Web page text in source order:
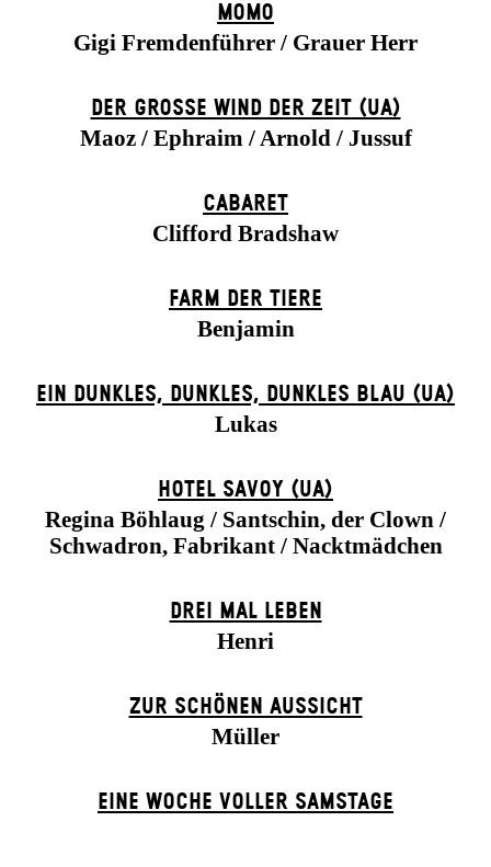
MOMO
Gigi Fremdenführer / Grauer Herr
DER GROSSE WIND DER ZEIT (UA)
Maoz / Ephraim / Arnold / Jussuf
CABARET
Clifford Bradshaw
FARM DER TIERE
Benjamin
EIN DUNK­LES, DUNK­LES, DUNK­LES BLAU (UA)
Lukas
HOTEL SAVOY (UA)
Regina Böhlaug / Santschin, der Clown /
Schwadron, Fabrikant / Nacktmädchen
DREI MAL LEBEN
Henri
ZUR SCHÖNEN AUSSICHT
Müller
EINE WOCHE VOLLER SAMSTAGE